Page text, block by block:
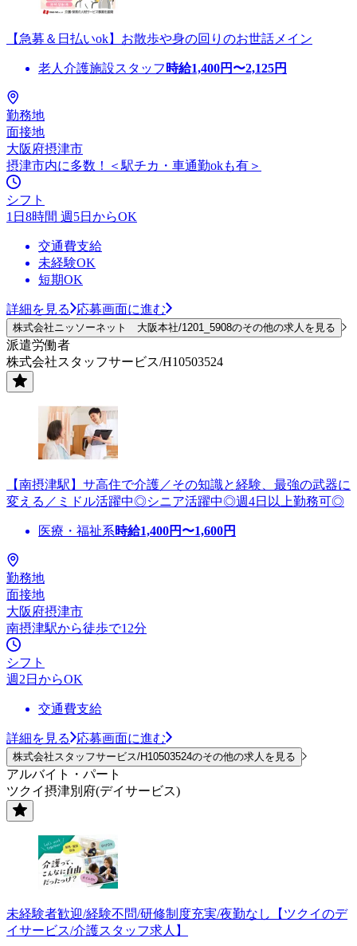
【急募＆日払いok】お散歩や身の回りのお世話メイン
老人介護施設スタッフ 時給1,400円〜2,125円
勤務地
面接地
大阪府摂津市
摂津市内に多数！＜駅チカ・車通勤okも有＞
シフト
1日8時間 週5日からOK
交通費支給
未経験OK
短期OK
詳細を見る 応募画面に進む
株式会社ニッソーネット 大阪本社/1201_5908のその他の求人を見る
派遣労働者
株式会社スタッフサービス/H10503524
【南摂津駅】サ高住で介護／その知識と経験、最強の武器に
変える／ミドル活躍中◎シニア活躍中◎週4日以上勤務可◎
医療・福祉系時給1,400円〜1,600円
勤務地
面接地
大阪府摂津市
南摂津駅から徒歩で12分
シフト
週2日からOK
交通費支給
詳細を見る 応募画面に進む
株式会社スタッフサービス/H10503524のその他の求人を見る
アルバイト・パート
ツクイ摂津別府(デイサービス)
未経験者歓迎/経験不問/研修制度充実/夜勤なし【ツクイのデ
イサービス/介護スタッフ求人】